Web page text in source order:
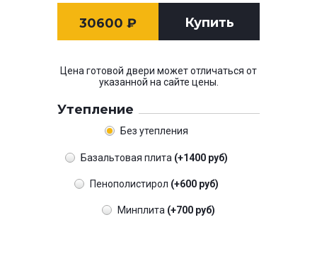
30600 ₽ Купить
Цена готовой двери может отличаться от
указанной на сайте цены.
Утепление
Без утепления
Базальтовая плита (+1400 руб)
Пенополистирол (+600 руб)
Минплита (+700 руб)